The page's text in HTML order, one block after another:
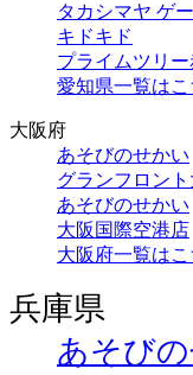
タカシマヤ ゲ
キドキド
プライムツリ
愛知県一覧はこ
大阪府
あそびのせかい
グランフロン
あそびのせかい
大阪国際空港店
大阪府一覧はこ
兵庫県
あそび